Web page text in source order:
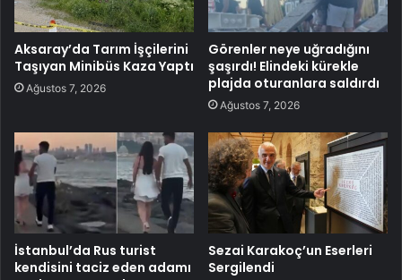
Aksaray’da Tarım İşçilerini
Taşıyan Minibüs Kaza Yaptı
Ağustos 7, 2026
Görenler neye uğradığını
şaşırdı! Elindeki kürekle
plajda oturanlara saldırdı
Ağustos 7, 2026
İstanbul’da Rus turist
kendisini taciz eden adamı
Sezai Karakoç’un Eserleri
Sergilendi